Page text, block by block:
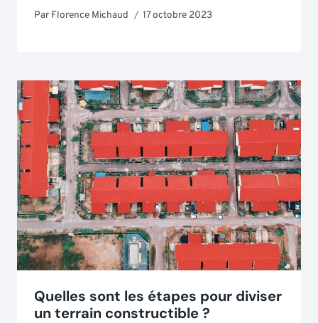
Par Florence Michaud 17 octobre 2023
Quelles sont les étapes pour diviser
un terrain constructible ?